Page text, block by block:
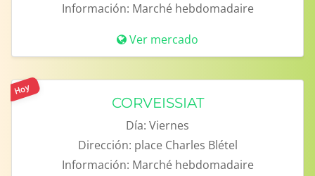
Información: Marché hebdomadaire
Ver mercado
Hoy
CORVEISSIAT
Día: Viernes
Dirección: place Charles Blétel
Información: Marché hebdomadaire